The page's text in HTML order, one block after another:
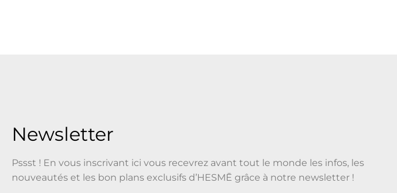
Newsletter
Pssst ! En vous inscrivant ici vous recevrez avant tout le monde les infos, les
nouveautés et les bon plans exclusifs d’HESMĒ grâce à notre newsletter !